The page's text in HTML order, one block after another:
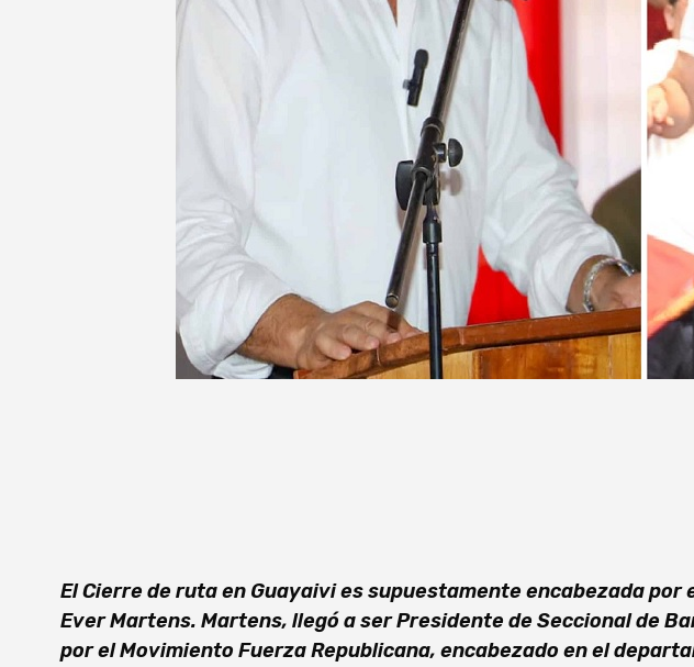
El Cierre de ruta en Guayaivi es supuestamente encabezada por
Ever Martens. Martens, llegó a ser Presidente de Seccional de
por el Movimiento Fuerza Republicana, encabezado en el